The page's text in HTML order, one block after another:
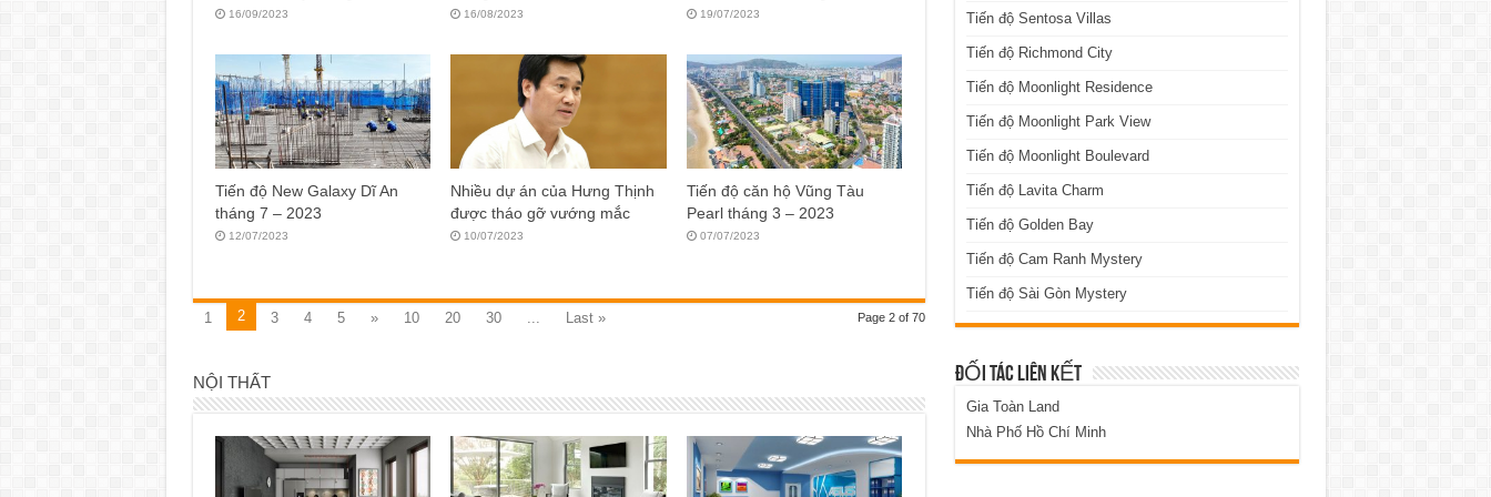
16/09/2023 16/08/2023 19/07/2023
Tiến độ New Galaxy Dĩ An
tháng 7 – 2023
12/07/2023
Nhiều dự án của Hưng Thịnh
được tháo gỡ vướng mắc
10/07/2023
Tiến độ căn hộ Vũng Tàu
Pearl tháng 3 – 2023
07/07/2023
Page 2 of 70
1 2 3 4 5 » 10 20 30 Last »
NỘI THẤT
Tiến độ Sentosa Villas
Tiến độ Richmond City
Tiến độ Moonlight Residence
Tiến độ Moonlight Park View
Tiến độ Moonlight Boulevard
Tiến độ Lavita Charm
Tiến độ Golden Bay
Tiến độ Cam Ranh Mystery
Tiến độ Sài Gòn Mystery
ĐỐI TÁC LIÊN KẾT
Gia Toàn Land
Nhà Phố Hồ Chí Minh